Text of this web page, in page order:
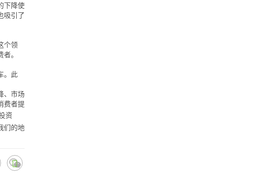
下降使
吸引了
个领
。
。此
、市场
费者提
资
们的地